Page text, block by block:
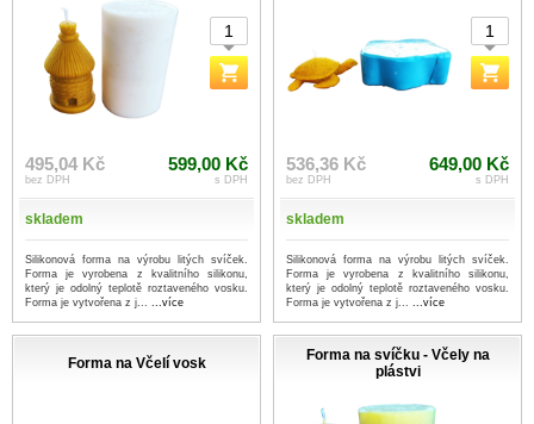
495,04 Kč
bez DPH
599,00 Kč
s DPH
skladem
Silikonová forma na výrobu litých svíček.
Forma je vyrobena z kvalitního silikonu,
který je odolný teplotě roztaveného vosku.
Forma je vytvořena z j... ...více
536,36 Kč
bez DPH
649,00 Kč
s DPH
skladem
Silikonová forma na výrobu litých svíček.
Forma je vyrobena z kvalitního silikonu,
který je odolný teplotě roztaveného vosku.
Forma je vytvořena z j... ...více
Forma na Včelí vosk
Forma na svíčku - Včely na
plástvi